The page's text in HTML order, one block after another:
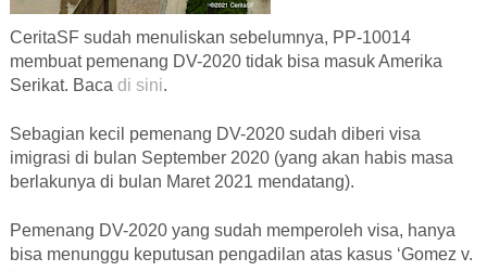
CeritaSF sudah menuliskan sebelumnya, PP-10014
membuat pemenang DV-2020 tidak bisa masuk Amerika
Serikat. Baca di sini.
Sebagian kecil pemenang DV-2020 sudah diberi visa
imigrasi di bulan September 2020 (yang akan habis masa
berlakunya di bulan Maret 2021 mendatang).
Pemenang DV-2020 yang sudah memperoleh visa, hanya
bisa menunggu keputusan pengadilan atas kasus ‘Gomez v.